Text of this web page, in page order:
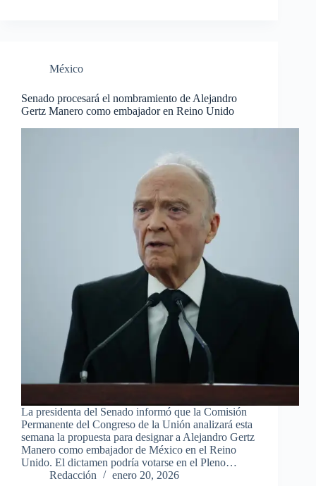
México
Senado procesará el nombramiento de Alejandro
Gertz Manero como embajador en Reino Unido
La presidenta del Senado informó que la Comisión
Permanente del Congreso de la Unión analizará esta
semana la propuesta para designar a Alejandro Gertz
Manero como embajador de México en el Reino
Unido. El dictamen podría votarse en el Pleno…
Redacción
enero 20, 2026